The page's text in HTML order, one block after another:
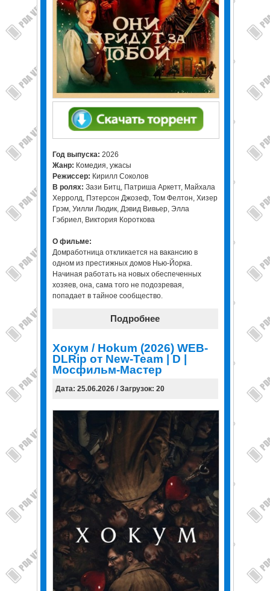
Год выпуска: 2026
Жанр: Комедия, ужасы
Режиссер: Кирилл Соколов
В ролях: Зази Битц, Патриша Аркетт, Майхала
Херролд, Пэтерсон Джозеф, Том Фелтон, Хизер
Грэм, Уилли Людик, Дэвид Вивьер, Элла
Гэбриел, Виктория Короткова
О фильме:
Домработница откликается на вакансию в
одном из престижных домов Нью-Йорка.
Начиная работать на новых обеспеченных
хозяев, она, сама того не подозревая,
попадает в тайное сообщество.
Подробнее
Хокум / Hokum (2026) WEB-
DLRip от New-Team | D |
Мосфильм-Мастер
Дата: 25.06.2026 / Загрузок: 20